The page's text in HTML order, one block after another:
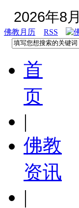
2026年8
佛教月历 RSS
首
页
|
佛教
资讯
|